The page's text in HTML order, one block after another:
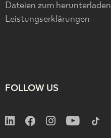
Dateien zum herunterladen
Leistungserklärungen
FOLLOW US